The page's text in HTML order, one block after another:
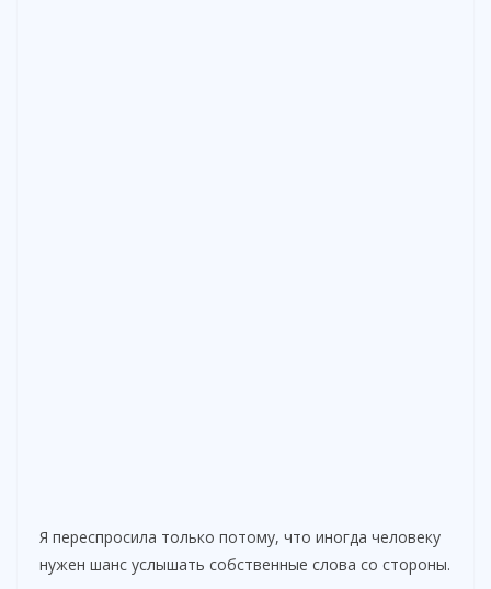
Я переспросила только потому, что иногда человеку
нужен шанс услышать собственные слова со стороны.